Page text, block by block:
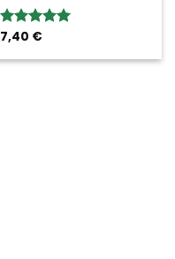
Rated5.00
7,40 €